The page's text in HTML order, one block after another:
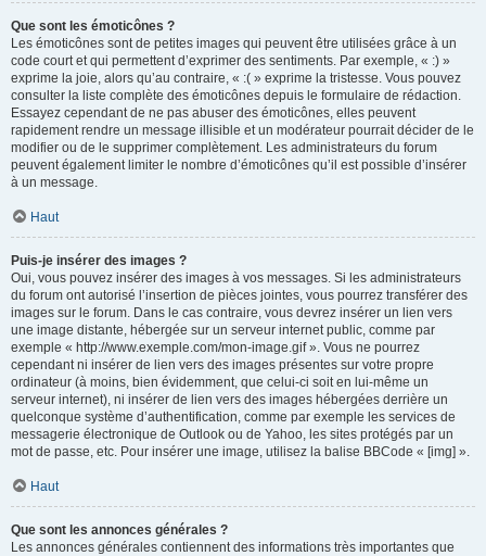
Que sont les émoticônes ?
Les émoticônes sont de petites images qui peuvent être utilisées grâce à un
code court et qui permettent d’exprimer des sentiments. Par exemple, « :) »
exprime la joie, alors qu’au contraire, « :( » exprime la tristesse. Vous pouvez
consulter la liste complète des émoticônes depuis le formulaire de rédaction.
Essayez cependant de ne pas abuser des émoticônes, elles peuvent
rapidement rendre un message illisible et un modérateur pourrait décider de le
modifier ou de le supprimer complètement. Les administrateurs du forum
peuvent également limiter le nombre d’émoticônes qu’il est possible d’insérer
à un message.
Haut
Puis-je insérer des images ?
Oui, vous pouvez insérer des images à vos messages. Si les administrateurs
du forum ont autorisé l’insertion de pièces jointes, vous pourrez transférer des
images sur le forum. Dans le cas contraire, vous devrez insérer un lien vers
une image distante, hébergée sur un serveur internet public, comme par
exemple « http://www.exemple.com/mon-image.gif ». Vous ne pourrez
cependant ni insérer de lien vers des images présentes sur votre propre
ordinateur (à moins, bien évidemment, que celui-ci soit en lui-même un
serveur internet), ni insérer de lien vers des images hébergées derrière un
quelconque système d’authentification, comme par exemple les services de
messagerie électronique de Outlook ou de Yahoo, les sites protégés par un
mot de passe, etc. Pour insérer une image, utilisez la balise BBCode « [img] ».
Haut
Que sont les annonces générales ?
Les annonces générales contiennent des informations très importantes que